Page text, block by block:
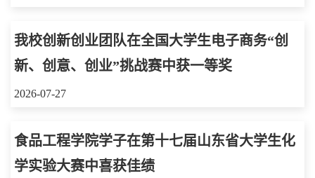
我校创新创业团队在全国大学生电子商务“创
新、创意、创业”挑战赛中获一等奖
2026-07-27
食品工程学院学子在第十七届山东省大学生化
学实验大赛中喜获佳绩